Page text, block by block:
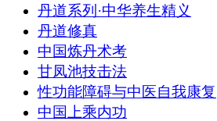
丹道系列·中华养生精义
丹道修真
中国炼丹术考
甘凤池技击法
性功能障碍与中医自我康复
中国上乘内功